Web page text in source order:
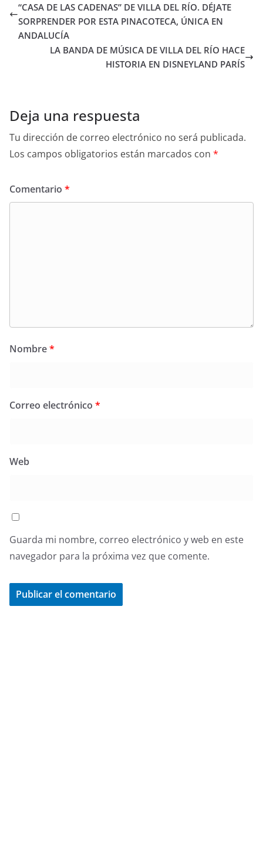
“CASA DE LAS CADENAS” DE VILLA DEL RÍO. DÉJATE
SORPRENDER POR ESTA PINACOTECA, ÚNICA EN
ANDALUCÍA
LA BANDA DE MÚSICA DE VILLA DEL RÍO HACE
HISTORIA EN DISNEYLAND PARÍS
Deja una respuesta
Tu dirección de correo electrónico no será publicada.
Los campos obligatorios están marcados con *
Comentario *
Nombre*
Correo electrónico *
Web
Guarda mi nombre, correo electrónico y web en este
navegador para la próxima vez que comente.